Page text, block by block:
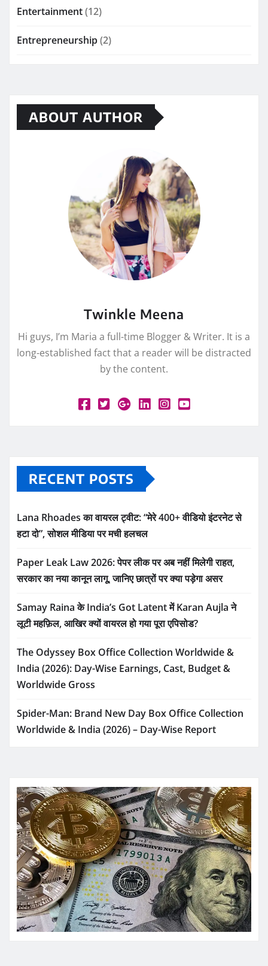
Entertainment(12)
Entrepreneurship(2)
ABOUT AUTHOR
Twinkle Meena
Hi guys, I’m Maria a full-time Blogger & Writer. It is a
long-established fact that a reader will be distracted
by the content.
RECENT POSTS
Lana Rhoades का वायरल ट्वीट: “मेरे 400+ वीडियो इंटरनेट से
हटा दो”, सोशल मीडिया पर मची हलचल
Paper Leak Law 2026: पेपर लीक पर अब नहीं मिलेगी राहत,
सरकार का नया कानून लागू, जानिए छात्रों पर क्या पड़ेगा असर
Samay Raina के India’s Got Latent में Karan Aujla ने
लूटी महफ़िल, आखिर क्यों वायरल हो गया पूरा एपिसोड?
The Odyssey Box Office Collection Worldwide &
India (2026): Day-Wise Earnings, Cast, Budget &
Worldwide Gross
Spider-Man: Brand New Day Box Office Collection
Worldwide & India (2026) – Day-Wise Report